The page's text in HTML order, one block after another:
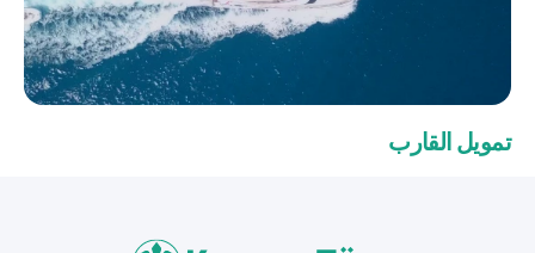
تمويل القارب